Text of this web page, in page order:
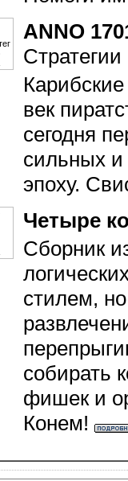
ANNO
Стратегии
век
сегодня
сильных и
эпоху.
Четыре
Сборник
стилем,
собирать
фишек и
Конем!